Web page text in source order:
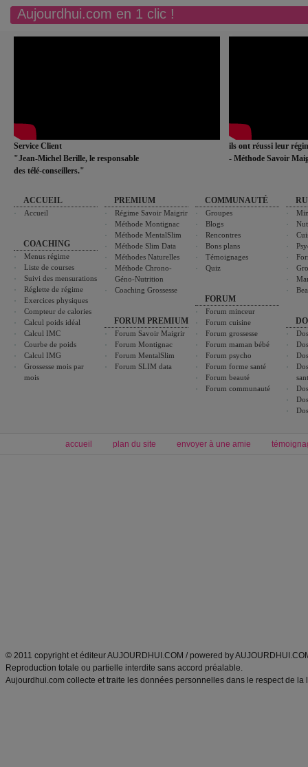
Aujourdhui.com en 1 clic !
Service Client
"Jean-Michel Berille, le responsable
des télé-conseillers."
ils ont réussi leur
- Méthode Savoir
ACCUEIL
Accueil
COACHING
Menus régime
Liste de courses
Suivi des mensurations
Réglette de régime
Exercices physiques
Compteur de calories
Calcul poids idéal
Calcul IMC
Courbe de poids
Calcul IMG
Grossesse mois par
mois
PREMIUM
Régime Savoir Maigrir
Méthode Montignac
Méthode MentalSlim
Méthode Slim Data
Méthodes Naturelles
Méthode Chrono-
Géno-Nutrition
Coaching Grossesse
FORUM PREMIUM
Forum Savoir Maigrir
Forum Montignac
Forum MentalSlim
Forum SLIM data
COMMUNAUTÉ
Groupes
Blogs
Rencontres
Bons plans
Témoignages
Quiz
FORUM
Forum minceur
Forum cuisine
Forum grossesse
Forum maman bébé
Forum psycho
Forum forme santé
Forum beauté
Forum communauté
accueil plan du site envoyer à une amie
© 2011 copyright et éditeur AUJOURDHUI.COM / powered by
Reproduction totale ou partielle interdite sans accord préalable.
Aujourdhui.com collecte et traite les données personnelles dans le respect de